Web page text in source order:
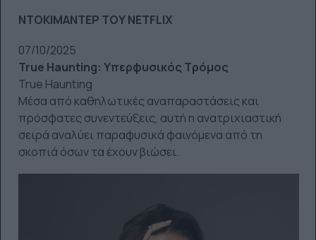
ΝΤΟΚΙΜΑΝΤΕΡ ΤΟΥ NETFLIX
07/10/2025
True Haunting: Υπερφυσικός Τρόμος
True Haunting
Μέσα από καθηλωτικές αναπαραστάσεις και
πρόσφατες συνεντεύξεις, αυτή η ανατριχιαστική
σειρά αναλύει παραφυσικά φαινόμενα από τη
σκοπιά όσων τα έχουν βιώσει.